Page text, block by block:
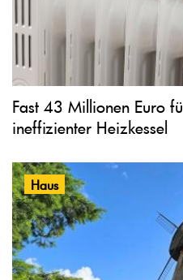
Fast 43 Millionen Euro
ineffizienter Heizkessel
Haus